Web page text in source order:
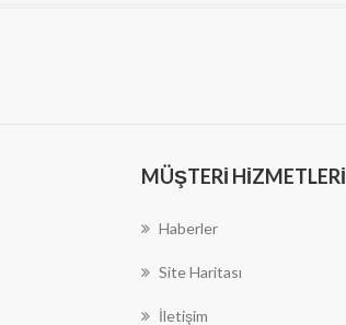
MÜŞTERI HIZMETLERI
Haberler
Site Haritası
İletişim